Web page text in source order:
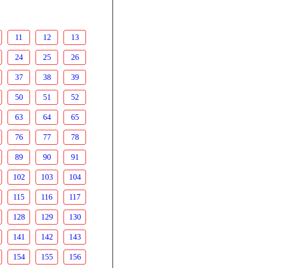
11 12 13
24 25 26
37 38 39
50 51 52
63 64 65
76 77 78
89 90 91
102 103 104
115 116 117
128 129 130
141 142 143
154 155 156